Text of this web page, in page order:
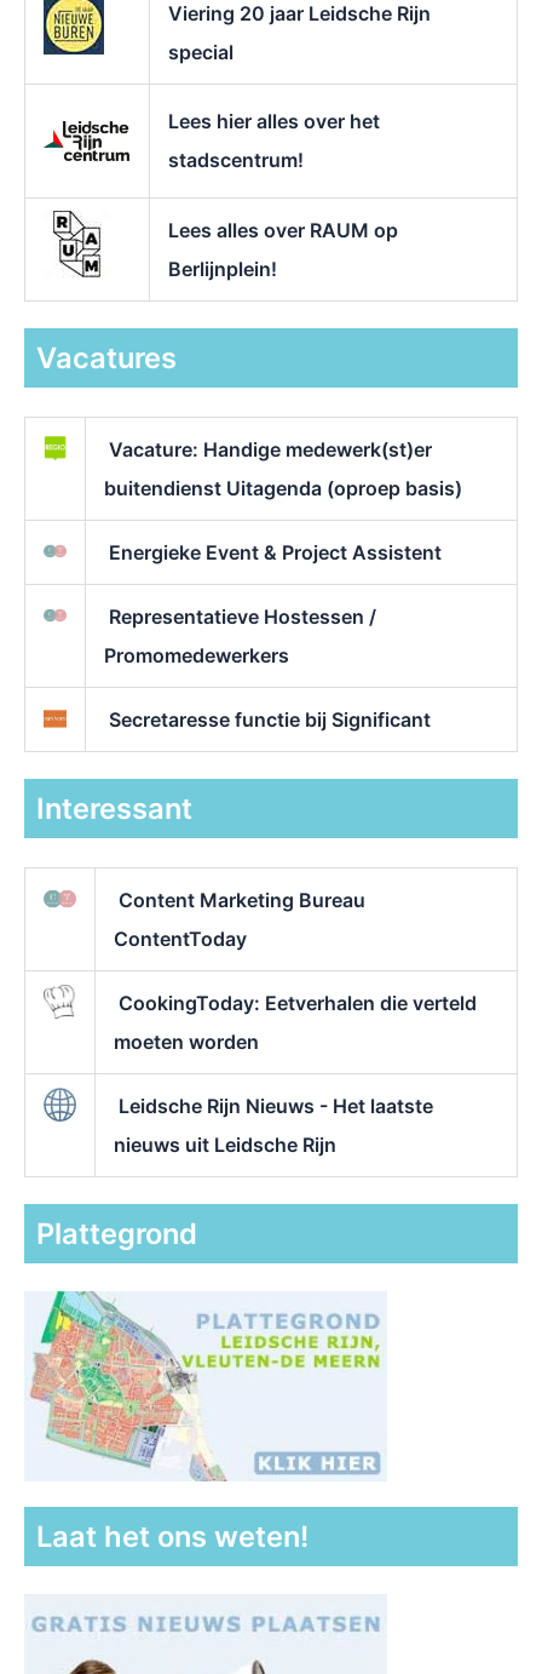
Viering 20 jaar Leidsche Rijn
special
Lees hier alles over het
stadscentrum!
Lees alles over RAUM op
Berlijnplein!
Vacatures
Vacature: Handige medewerk(st)er
buitendienst Uitagenda (oproep basis)
Energieke Event & Project Assistent
Representatieve Hostessen /
Promomedewerkers
Secretaresse functie bij Significant
Interessant
Content Marketing Bureau
ContentToday
CookingToday: Eetverhalen die verteld
moeten worden
Leidsche Rijn Nieuws - Het laatste
nieuws uit Leidsche Rijn
Plattegrond
Laat het ons weten!